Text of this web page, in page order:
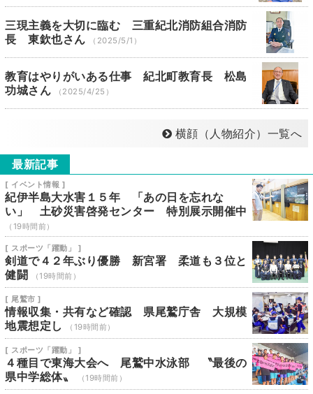
三現主義を大切に臨む 三重紀北消防組合消防
長 東欽也さん
（2025/5/1）
教育はやりがいある仕事 紀北町教育長 松島
功城さん
（2025/4/25）
横顔（人物紹介）一覧へ
最新記事
[ イベント情報 ]
紀伊半島大水害１５年 「あの日を忘れな
い」 土砂災害啓発センター 特別展示開催中
（19時間前）
[ スポーツ「躍動」 ]
剣道で４２年ぶり優勝 新宮署 柔道も３位と
健闘
（19時間前）
[ 尾鷲市 ]
情報収集・共有など確認 県尾鷲庁舎 大規模
地震想定し
（19時間前）
[ スポーツ「躍動」 ]
４種目で東海大会へ 尾鷲中水泳部 〝最後の
県中学総体〟
（19時間前）